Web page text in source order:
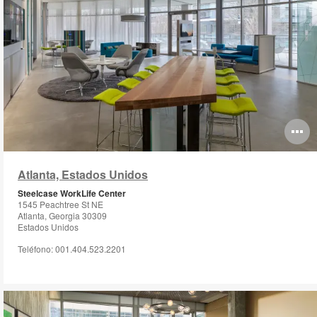
Atlanta, Estados Unidos
Steelcase WorkLife Center
1545 Peachtree St NE
Atlanta, Georgia 30309
Estados Unidos
Teléfono: 001.404.523.2201